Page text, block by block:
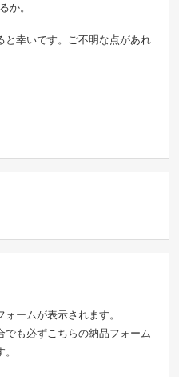
か。
と幸いです。ご不明な点があれ
ームが表示されます。
でも必ずこちらの納品フォーム